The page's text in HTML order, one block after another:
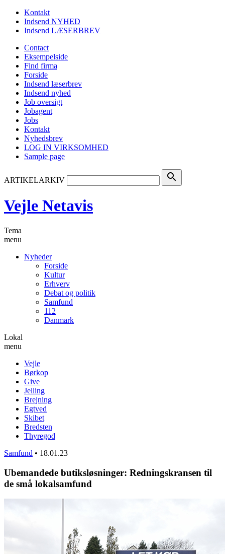
Kontakt
Indsend NYHED
Indsend LÆSERBREV
Contact
Eksempelside
Find firma
Forside
Indsend læserbrev
Indsend nyhed
Job oversigt
Jobagent
Jobs
Kontakt
Nyhedsbrev
LOG IN VIRKSOMHED
Sample page
ARTIKELARKIV search
Vejle Netavis
Tema
menu
Nyheder
Forside
Kultur
Erhverv
Debat og politik
Samfund
112
Danmark
Lokal
menu
Vejle
Børkop
Give
Jelling
Brejning
Egtved
Skibet
Bredsten
Thyregod
Samfund • 18.01.23
Ubemandede butiksløsninger: Redningskransen til
de små lokalsamfund